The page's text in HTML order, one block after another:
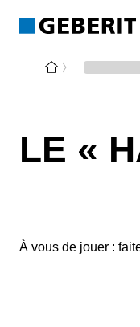
LE «
À vous de jouer :